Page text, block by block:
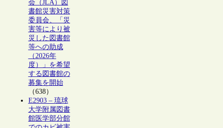
会（JLA）図
書館災害対策
委員会、「災
害等により被
災した図書館
等への助成
（2026年
度）」を希望
する図書館の
募集を開始
（638）
E2903 – 琉球
大学附属図書
館医学部分館